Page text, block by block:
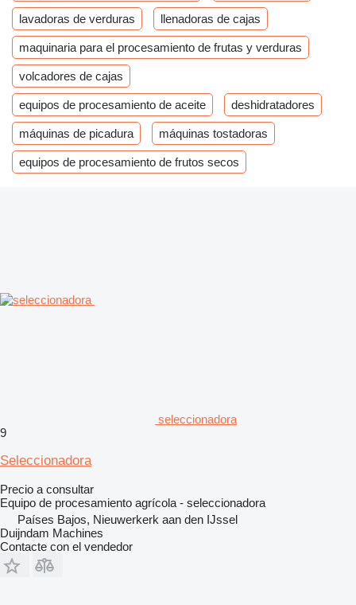
lavadoras de verduras llenadoras de cajas
maquinaria para el procesamiento de frutas y verduras
volcadores de cajas
equipos de procesamiento de aceite deshidratadores
máquinas de picadura máquinas tostadoras
equipos de procesamiento de frutos secos
seleccionadora
9
Seleccionadora
Precio a consultar
Equipo de procesamiento agrícola - seleccionadora
Países Bajos, Nieuwerkerk aan den IJssel
Duijndam Machines
Contacte con el vendedor